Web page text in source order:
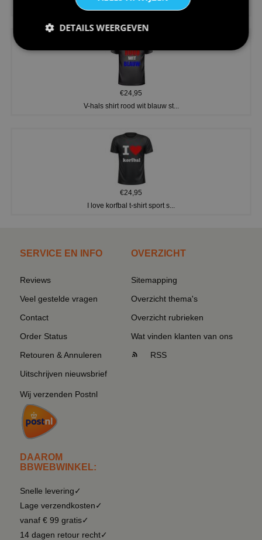
Koningsdag shirt heren v-hals ...
€24,95
V-hals shirt rood wit blauw st...
€24,95
I love korfbal t-shirt sport s...
SERVICE EN INFO
Reviews
Veel gestelde vragen
Contact
Order Status
Retouren & Annuleren
Uitschrijven nieuwsbrief
Wij verzenden Postnl
DAAROM
BBWEBWINKEL:
Snelle levering✓
Lage verzendkosten✓
vanaf € 99 gratis✓
14 dagen retour recht✓
OVERZICHT
Sitemapping
Overzicht thema's
Overzicht rubrieken
Wat vinden klanten van ons
RSS
DETAILS WEERGEVEN